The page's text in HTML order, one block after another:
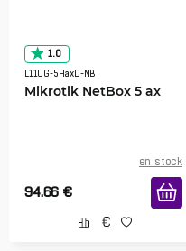
1.0
L11UG-5HaxD-NB
Mikrotik NetBox 5 ax
en stock
94.66 €